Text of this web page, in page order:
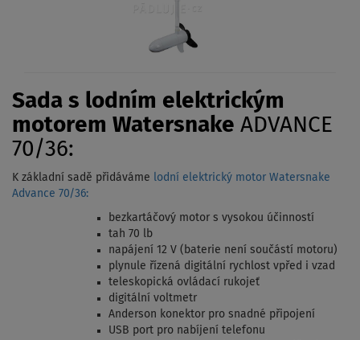
Sada s lodním elektrickým
motorem Watersnake ADVANCE
70/36:
K základní sadě přidáváme
lodní elektrický motor Watersnake
Advance 70/36:
bezkartáčový motor s vysokou účinností
tah 70 lb
napájení 12 V (baterie není součástí motoru)
plynule řízená digitální rychlost vpřed i vzad
teleskopická ovládací rukojeť
digitální voltmetr
Anderson konektor pro snadné připojení
USB port pro nabíjení telefonu